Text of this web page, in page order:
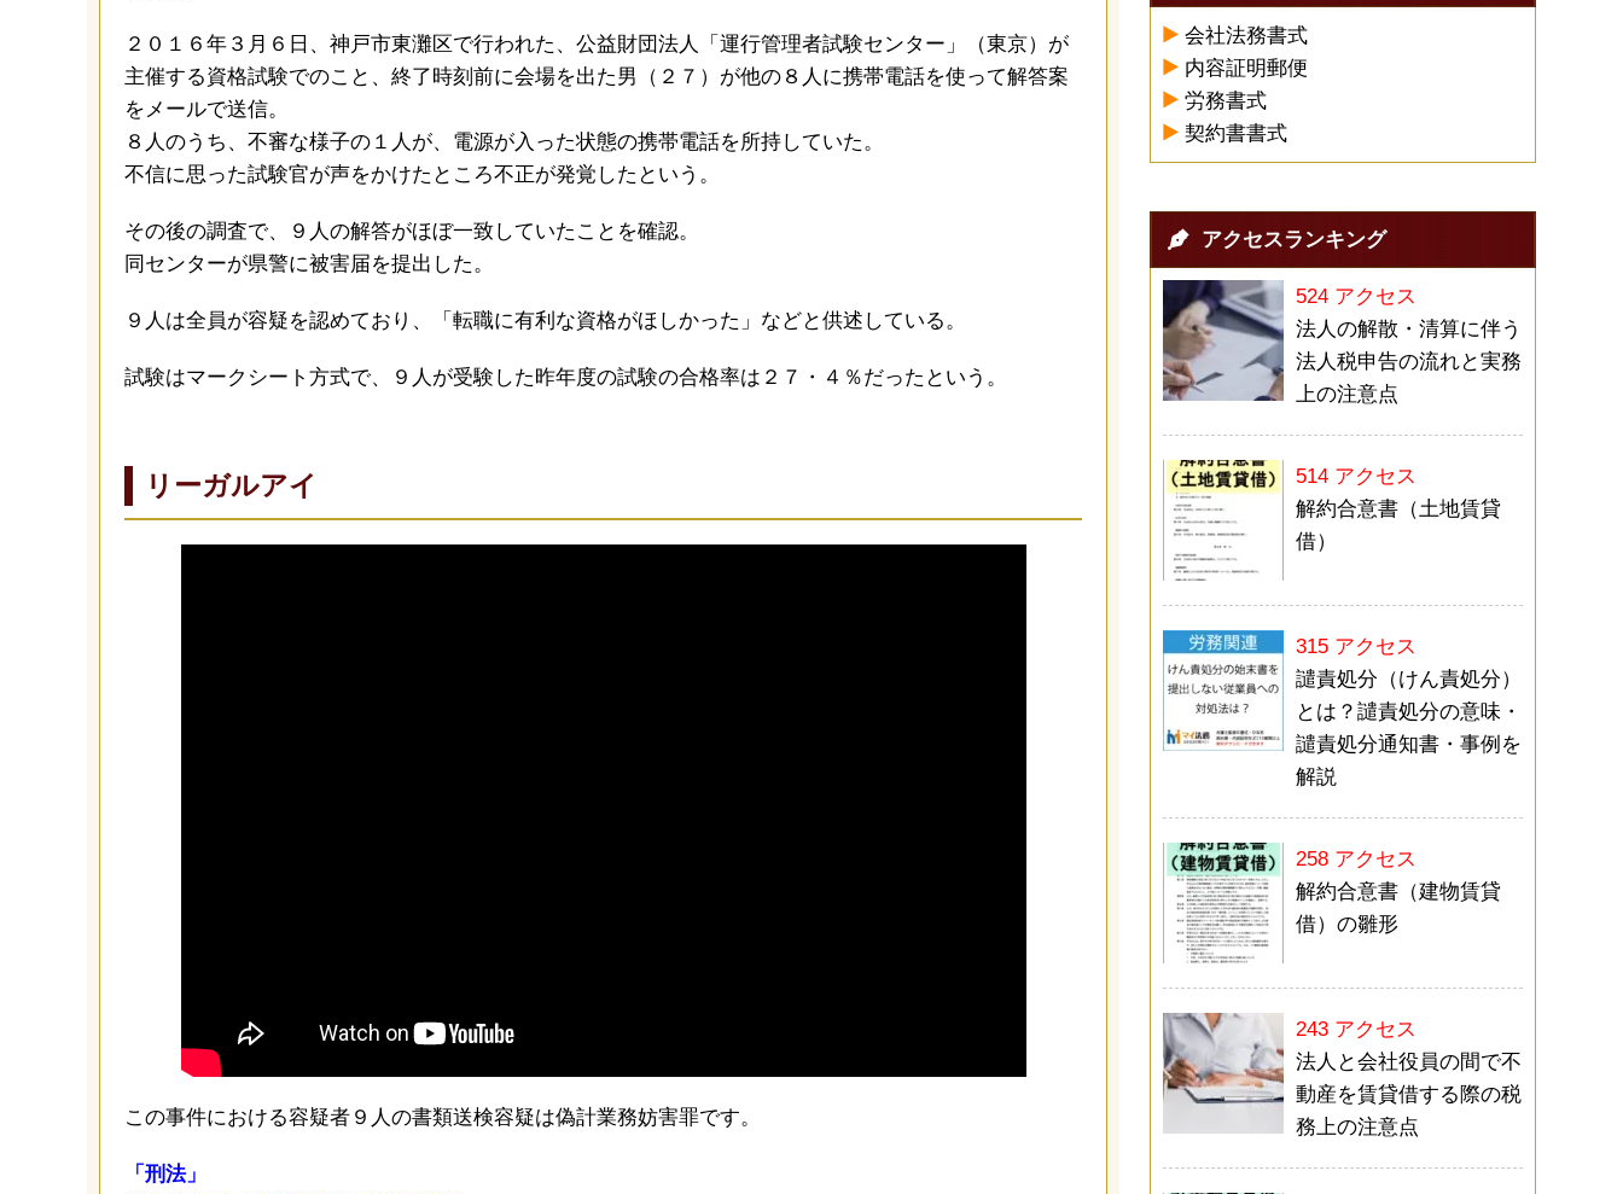
２０１６年３月６日、神戸市東灘区で行われた、公益財団法人「運行管理者試験センター」（東京）が
主催する資格試験でのこと、終了時刻前に会場を出た男（２７）が他の８人に携帯電話を使って解答案
をメールで送信。
８人のうち、不審な様子の１人が、電源が入った状態の携帯電話を所持していた。
不信に思った試験官が声をかけたところ不正が発覚したという。
その後の調査で、９人の解答がほぼ一致していたことを確認。
同センターが県警に被害届を提出した。
９人は全員が容疑を認めており、「転職に有利な資格がほしかった」などと供述している。
試験はマークシート方式で、９人が受験した昨年度の試験の合格率は２７・４％だったという。
リーガルアイ
この事件における容疑者９人の書類送検容疑は偽計業務妨害罪です。
「刑法」
会社法務書式
内容証明郵便
労務書式
契約書書式
アクセスランキング
524 アクセス
法人の解散・清算に伴う
法人税申告の流れと実務
上の注意点
514 アクセス
解約合意書（土地賃貸
借）
315 アクセス
譴責処分（けん責処分）
とは？譴責処分の意味・
譴責処分通知書・事例を
解説
258 アクセス
解約合意書（建物賃貸
借）の雛形
243 アクセス
法人と会社役員の間で不
動産を賃貸借する際の税
務上の注意点